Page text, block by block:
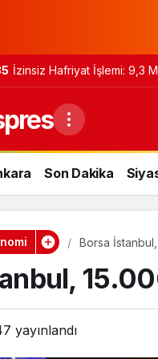
İzinsiz Hafriyat İşlemi: 9,3
Son Dakika
Borsa
yayınlandı